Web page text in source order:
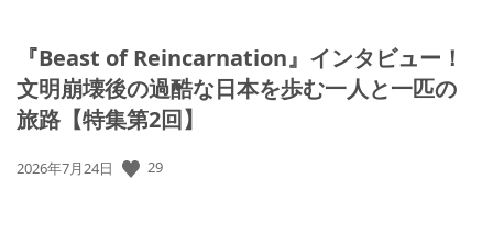
『Beast of Reincarnation』インタビュー！
文明崩壊後の過酷な日本を歩む一人と一匹の
旅路【特集第2回】
公
2026年7月24日 29